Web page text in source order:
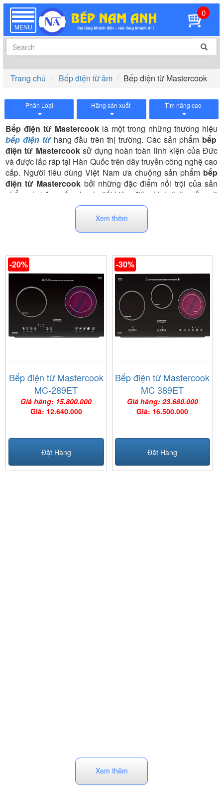
TOGGLE
NAVIGATION
MENU
0
Trang chủ Bếp điện từ âm Bếp điện từ Mastercook
Phân Loại Hãng sản xuất Tìm nâng cao
Bếp điện từ Mastercook là một trong những thương hiệu
bếp điện từhàng đầu trên thị trường. Các sản phẩm bếp
điện từ Mastercooksử dụng hoàn toàn linh kiện của Đức
và được lắp ráp tại Hàn Quốc trên dây truyền công nghệ cao
cấp. Người tiêu dùng Việt Nam ưa chuộng sản phẩm bếp
điện từ Mastercook bởi những đặc điểm nổi trội của sản
phẩm như đun nấu nhanh, tiết kiệm điện, hình thức mẫu mã
đẹp và độ bền cao...
Xem thêm
-20%
Bếp điện từ Mastercook
MC-289ET
Giá hãng: 15.800.000
Giá: 12.640.000
Đặt Hàng
-30%
Bếp điện từ Mastercook
MC 389ET
Giá hãng: 23.680.000
Giá: 16.500.000
Đặt Hàng
Xem thêm